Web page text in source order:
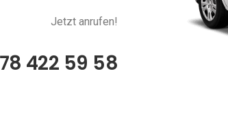
Jetzt anrufen!
422 59 58